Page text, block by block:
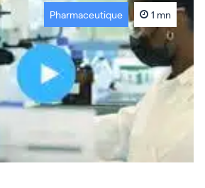
Pharmaceutique 1 mn